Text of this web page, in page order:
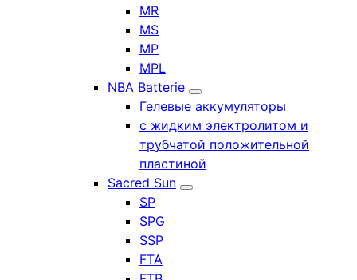
MR
MS
MP
MPL
NBA Batterie
Гелевые аккумуляторы
с жидким электролитом и
трубчатой положительной
пластиной
Sacred Sun
SP
SPG
SSP
FTA